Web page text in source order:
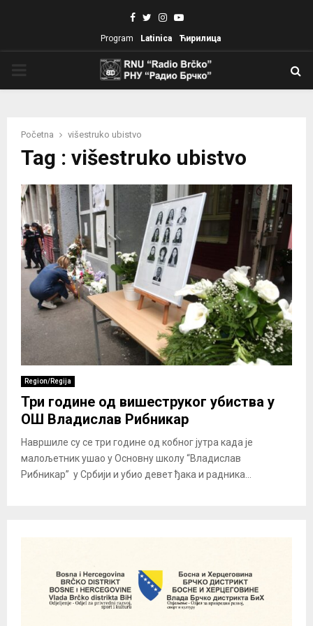
Facebook
TwitterInstagram
Youtube
Program Latinica Ћирилица
Početna višestruko ubistvo
Tag : višestruko ubistvo
Region/Regija
Три године од вишеструког убиства у
ОШ Владислав Рибникар
Навршиле су се три године од кобног јутра када је
малољетник ушао у Основну школу “Владислав
Рибникар” у Србији и убио девет ђака и радника...